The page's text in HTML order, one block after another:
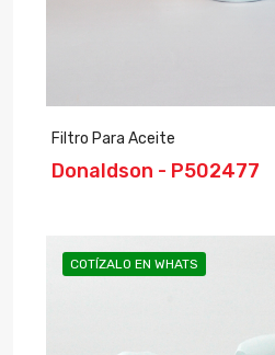
Filtro Para Aceite
Donaldson - P502477
COTÍZALO EN WHATS